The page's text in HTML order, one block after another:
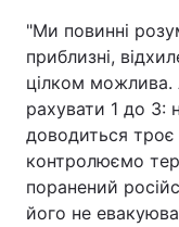
"Ми повинні
приблизні,
цілком можлива.
рахувати 1 до 3:
доводиться
контролюємо
поранений
його не